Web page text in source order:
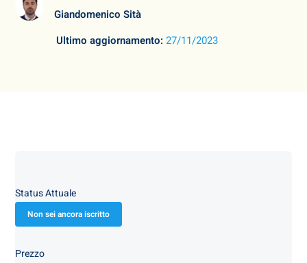
Giandomenico Sità
Ultimo aggiornamento:27/11/2023
Status Attuale
Non sei ancora iscritto
Prezzo